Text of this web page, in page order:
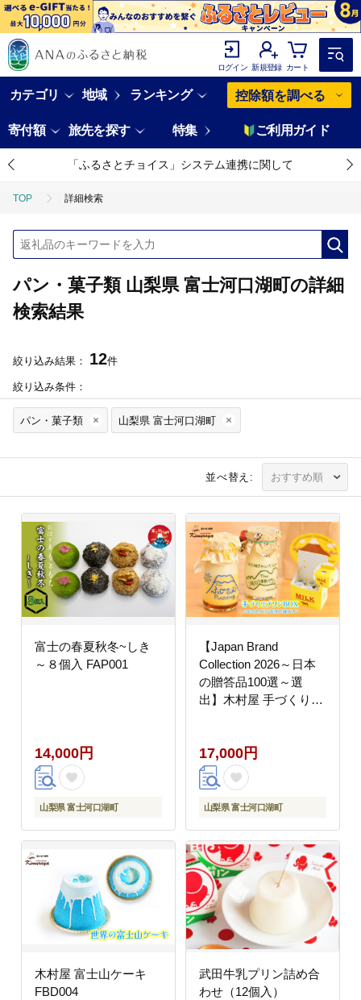
ログイン 新規登録 カート
カテゴリ 地域 ランキング 控除額を調べる
寄付額 旅先を探す 特集 ご利用ガイド
「ふるさとチョイス」システム連携に関して
TOP 詳細検索
パン・菓子類 山梨県 富士河口湖町の詳細
検索結果
絞り込み結果： 12件
絞り込み条件：
パン・菓子類 山梨県 富士河口湖町
並べ替え:
富士の春夏秋冬~しき
～８個入 FAP001
14,000円
山梨県 富士河口湖町
【Japan Brand
Collection 2026～日本
の贈答品100選～選
出】木村屋 手づくりプ
17,000円
山梨県 富士河口湖町
木村屋 富士山ケーキ
FBD004
武田牛乳プリン詰め合
わせ（12個入）